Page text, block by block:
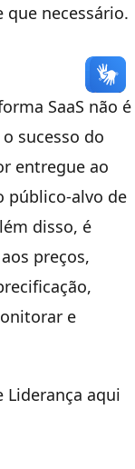
que necessário.
SaaS não é
sucesso do
entregue ao
público-alvo de
disso, é
preços,
e
Liderança aqui